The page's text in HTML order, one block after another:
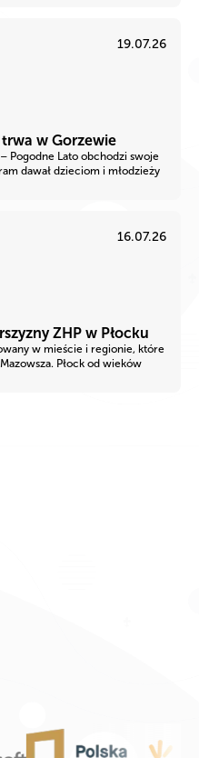
19.07.26
w Gorzewie
Pogodne Lato obchodzi swoje
dawał dzieciom i młodzieży
16.07.26
ZHP w Płocku
w mieście i regionie, które
Płock od wieków